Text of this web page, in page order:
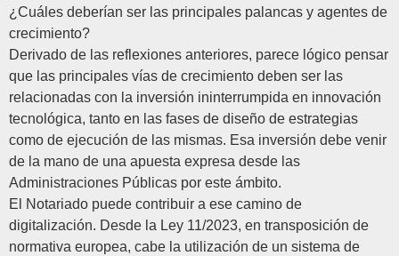
¿Cuáles deberían ser las principales palancas y agentes de
crecimiento?
Derivado de las reflexiones anteriores, parece lógico pensar
que las principales vías de crecimiento deben ser las
relacionadas con la inversión ininterrumpida en innovación
tecnológica, tanto en las fases de diseño de estrategias
como de ejecución de las mismas. Esa inversión debe venir
de la mano de una apuesta expresa desde las
Administraciones Públicas por este ámbito.
El Notariado puede contribuir a ese camino de
digitalización. Desde la Ley 11/2023, en transposición de
normativa europea, cabe la utilización de un sistema de